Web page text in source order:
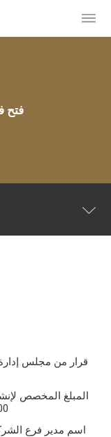
فتح
قرار من مجلس
المبلغ المخصص
اسم مدير فرع